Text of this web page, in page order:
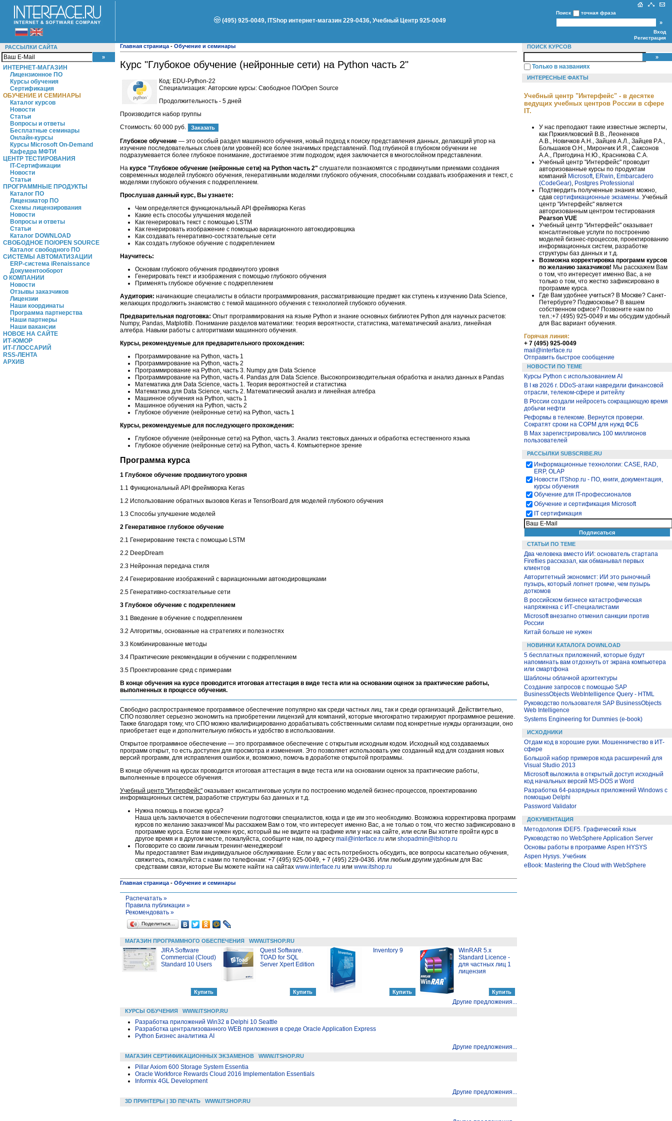
(495) 925-0049, ITShop интернет-магазин 229-0436, Учебный Центр 925-0049
Поиск точная фраза
Вход
Регистрация
РАССЫЛКИ САЙТА
ИНТЕРНЕТ-МАГАЗИН
Лицензионное ПО
Курсы обучения
Сертификация
ОБУЧЕНИЕ И СЕМИНАРЫ
Каталог курсов
Новости
Статьи
Вопросы и ответы
Бесплатные семинары
Онлайн-курсы
Курсы Microsoft On-Demand
Кафедра МФТИ
ЦЕНТР ТЕСТИРОВАНИЯ
IT-Сертификации
Новости
Статьи
ПРОГРАММНЫЕ ПРОДУКТЫ
Каталог ПО
Лицензиатор ПО
Схемы лицензирования
Новости
Вопросы и ответы
Статьи
Каталог DOWNLOAD
СВОБОДНОЕ ПО/OPEN SOURCE
Каталог свободного ПО
СИСТЕМЫ АВТОМАТИЗАЦИИ
ERP-система iRenaissance
Документооборот
О КОМПАНИИ
Новости
Отзывы заказчиков
Лицензии
Наши координаты
Программа партнерства
Наши партнеры
Наши вакансии
НОВОЕ НА САЙТЕ
ИТ-ЮМОР
ИТ-ГЛОССАРИЙ
RSS-ЛЕНТА
АРХИВ
Главная страница - Обучение и семинары
Курс "Глубокое обучение (нейронные сети) на Python часть 2"
Код: EDU-Python-22
Специализация: Авторские курсы: Свободное ПО/Open Source
Продолжительность - 5 дней
Производится набор группы
Стоимость: 60 000 руб.
Глубокое обучение — это особый раздел машинного обучения, новый подход к поиску представления данных, делающий упор на
изучение последовательных слоев (или уровней) все более значимых представлений. Под глубиной в глубоком обучении не
подразумевается более глубокое понимание, достигаемое этим подходом; идея заключается в многослойном представлении.
На курсе "Глубокое обучение (нейронные сети) на Python часть 2" слушатели познакомятся с продвинутыми приемами создания
современных моделей глубокого обучения, генеративными моделями глубокого обучения, способными создавать изображения и текст, с
моделями глубокого обучения с подкреплением.
Прослушав данный курс, Вы узнаете:
Чем определяется функциональный API фреймворка Keras
Какие есть способы улучшения моделей
Как генерировать текст с помощью LSTM
Как генерировать изображение с помощью вариационного автокодировщика
Как создавать генеративно-состязательные сети
Как создать глубокое обучение с подкреплением
Научитесь:
Основам глубокого обучения продвинутого уровня
Генерировать текст и изображения с помощью глубокого обучения
Применять глубокое обучение с подкреплением
Аудитория: начинающие специалисты в области программирования, рассматривающие предмет как ступень к изучению Data Science,
желающих продолжить знакомство с темой машинного обучения с технологией глубокого обучения.
Предварительная подготовка: Опыт программирования на языке Python и знание основных библиотек Python для научных расчетов:
Numpy, Pandas, Matplotlib. Понимание разделов математики: теория вероятности, статистика, математический анализ, линейная
алгебра. Навыки работы с алгоритмами машинного обучения.
Курсы, рекомендуемые для предварительного прохождения:
Программирование на Python, часть 1
Программирование на Python, часть 2
Программирование на Python, часть 3. Numpy для Data Science
Программирование на Python, часть 4. Pandas для Data Science. Высокопроизводительная обработка и анализ данных в Pandas
Математика для Data Science, часть 1. Теория вероятностей и статистика
Математика для Data Science, часть 2. Математический анализ и линейная алгебра
Машинное обучения на Python, часть 1
Машинное обучения на Python, часть 2
Глубокое обучение (нейронные сети) на Python, часть 1
Курсы, рекомендуемые для последующего прохождения:
Глубокое обучение (нейронные сети) на Python, часть 3. Анализ текстовых данных и обработка естественного языка
Глубокое обучение (нейронные сети) на Python, часть 4. Компьютерное зрение
Программа курса
1 Глубокое обучение продвинутого уровня
1.1 Функциональный API фреймворка Keras
1.2 Использование обратных вызовов Keras и TensorBoard для моделей глубокого обучения
1.3 Способы улучшение моделей
2 Генеративное глубокое обучение
2.1 Генерирование текста с помощью LSTM
2.2 DeepDream
2.3 Нейронная передача стиля
2.4 Генерирование изображений с вариационными автокодировщиками
2.5 Генеративно-состязательные сети
3 Глубокое обучение с подкреплением
3.1 Введение в обучение с подкреплением
3.2 Алгоритмы, основанные на стратегиях и полезностях
3.3 Комбинированные методы
3.4 Практические рекомендации в обучении с подкреплением
3.5 Проектирование сред с примерами
В конце обучения на курсе проводится итоговая аттестация в виде теста или на основании оценок за практические работы,
выполненных в процессе обучения.
Свободно распространяемое программное обеспечение популярно как среди частных лиц, так и среди организаций. Действительно,
СПО позволяет серьезно экономить на приобретении лицензий для компаний, которые многократно тиражируют программное решение.
Также благодаря тому, что СПО можно квалифицированно дорабатывать собственными силами под конкретные нужды организации, оно
приобретает еще и дополнительную гибкость и удобство в использовании.
Открытое программное обеспечение — это программное обеспечение с открытым исходным кодом. Исходный код создаваемых
программ открыт, то есть доступен для просмотра и изменения. Это позволяет использовать уже созданный код для создания новых
версий программ, для исправления ошибок и, возможно, помочь в доработке открытой программы.
В конце обучения на курсах проводится итоговая аттестация в виде теста или на основании оценок за практические работы,
выполненные в процессе обучения.
Учебный центр "Интерфейс" оказывает консалтинговые услуги по построению моделей бизнес-процессов, проектированию
информационных систем, разработке структуры баз данных и т.д.
Нужна помощь в поиске курса?
Наша цель заключается в обеспечении подготовки специалистов, когда и где им это необходимо. Возможна корректировка программ
курсов по желанию заказчиков! Мы расскажем Вам о том, что интересует именно Вас, а не только о том, что жестко зафиксировано в
программе курса. Если вам нужен курс, который вы не видите на графике или у нас на сайте, или если Вы хотите пройти курс в
другое время и в другом месте, пожалуйста, сообщите нам, по адресу mail@interface.ru или shopadmin@itshop.ru
Поговорите со своим личным тренинг-менеджером!
Мы предоставляет Вам индивидуальное обслуживание. Если у вас есть потребность обсудить, все вопросы касательно обучения,
свяжитесь, пожалуйста c нами по телефонам: +7 (495) 925-0049, + 7 (495) 229-0436. Или любым другим удобным для Вас
средствами связи, которые Вы можете найти на сайтах www.interface.ru или www.itshop.ru
Главная страница - Обучение и семинары
Распечатать »
Правила публикации »
Рекомендовать »
Поделиться…
МАГАЗИН ПРОГРАММНОГО ОБЕСПЕЧЕНИЯ WWW.ITSHOP.RU
JIRA Software
Commercial (Cloud)
Standard 10 Users
Quest Software.
TOAD for SQL
Server Xpert Edition
Inventory 9
WinRAR 5.x
Standard Licence -
для частных лиц 1
лицензия
Другие предложения...
КУРСЫ ОБУЧЕНИЯ WWW.ITSHOP.RU
Разработка приложений Win32 в Delphi 10 Seattle
Разработка централизованного WEB приложения в среде Oracle Application Express
Python Бизнес аналитика AI
Другие предложения...
МАГАЗИН СЕРТИФИКАЦИОННЫХ ЭКЗАМЕНОВ WWW.ITSHOP.RU
Pillar Axiom 600 Storage System Essentia
Oracle Workforce Rewards Cloud 2016 Implementation Essentials
Informix 4GL Development
Другие предложения...
3D ПРИНТЕРЫ | 3D ПЕЧАТЬ WWW.ITSHOP.RU
ПОИСК КУРСОВ
Только в названиях
ИНТЕРЕСНЫЕ ФАКТЫ
Учебный центр "Интерфейс" - в десятке
ведущих учебных центров России в сфере
IT.
У нас преподают такие известные эксперты,
как Пржиялковский В.В., Леоненков
А.В., Новичков А.Н., Зайцев А.Л., Зайцев Р.А.,
Большаков О.Н., Мирончик И.Я., Саксонов
А.А., Пригодина Н.Ю., Красникова С.А.
Учебный центр "Интерфейс" проводит
авторизованные курсы по продуктам
компаний Microsoft, ERwin Embarcadero
(CodeGear) Postgres Professional
Подтвердить полученные знания можно,
сдав сертификационные экзамены . Учебный
центр "Интерфейс" является
авторизованным центром тестирования
Pearson VUE
Учебный центр "Интерфейс" оказывает
консалтинговые услуги по построению
моделей бизнес-процессов, проектированию
информационных систем, разработке
структуры баз данных и т.д.
Возможна корректировка программ курсов
по желанию заказчиков! Мы расскажем Вам
о том, что интересует именно Вас, а не
только о том, что жестко зафиксировано в
программе курса.
Где Вам удобнее учиться? В Москве? Санкт-
Петербурге? Подмосковье? В вашем
собственном офисе? Позвоните нам по
тел.:+7 (495) 925-0049 и мы обсудим удобный
для Вас вариант обучения.
Горячая линия:
+ 7 (495) 925-0049
mail@interface.ru
Отправить быстрое сообщение
НОВОСТИ ПО ТЕМЕ
Курсы Python c использованием AI
В I кв 2026 г. DDoS-атаки навредили финансовой
отрасли, телеком-сфере и ритейлу
В России создали нейросеть сокращающую время
добычи нефти
Реформы в телекоме. Вернутся проверки.
Сократят сроки на СОРМ для нужд ФСБ
В Max зарегистрировались 100 миллионов
пользователей
РАССЫЛКИ SUBSCRIBE.RU
Информационные технологии: CASE, RAD,
ERP, OLAP
Новости ITShop.ru - ПО, книги, документация,
курсы обучения
Обучение для IT-профессионалов
Обучение и сертификация Microsoft
IT сертификация
СТАТЬИ ПО ТЕМЕ
Два человека вместо ИИ: основатель стартапа
Fireflies рассказал, как обманывал первых
клиентов
Авторитетный экономист: ИИ это рыночный
пузырь, который лопнет громче, чем пузырь
доткомов
В российском бизнесе катастрофическая
напряженка с ИТ-специалистами
Microsoft внезапно отменил санкции против
России
Китай больше не нужен
НОВИНКИ КАТАЛОГА DOWNLOAD
5 бесплатных приложений, которые будут
напоминать вам отдохнуть от экрана компьютера
или смартфона
Шаблоны облачной архитектуры
Создание запросов с помощью SAP
BusinessObjects WebIntelligence Query - HTML
Руководство пользователя SAP BusinessObjects
Web Intelligence
Systems Engineering for Dummies (e-book)
ИСХОДНИКИ
Отдам код в хорошие руки. Мошенничество в ИТ-
сфере
Большой набор примеров кода расширений для
Visual Studio 2013
Microsoft выложила в открытый доступ исходный
код начальных версий MS-DOS и Word
Разработка 64-разрядных приложений Windows с
помощью Delphi
Password Validator
ДОКУМЕНТАЦИЯ
Методология IDEF5. Графический язык
Руководство по WebSphere Application Server
Основы работы в программе Aspen HYSYS
Aspen Hysys. Учебник
eBook: Mastering the Cloud with WebSphere